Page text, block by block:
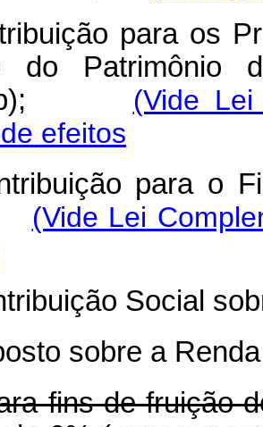
para os
do Patrimônio
(Vide
efeitos
para o
(Vide Lei
Social
sobre a
fins de fruição